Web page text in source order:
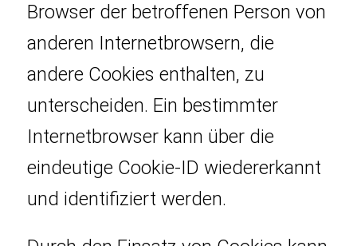
Browser der betroffenen Person von
anderen Internetbrowsern, die
andere Cookies enthalten, zu
unterscheiden. Ein bestimmter
Internetbrowser kann über die
eindeutige Cookie-ID wiedererkannt
und identifiziert werden.